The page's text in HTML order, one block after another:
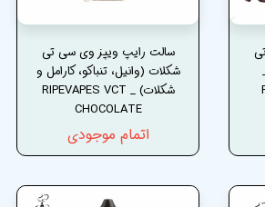
سالت رایپ ویپز وی سی تی
شکلات (وانیل، تنباکو، کارامل و
شکلات) _ RIPEVAPES VCT
CHOCOLATE
اتمام موجودی